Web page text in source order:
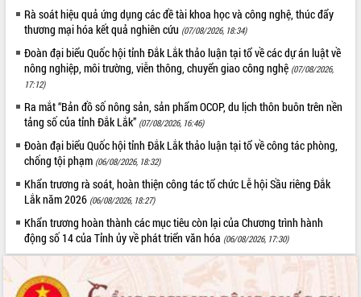
Rà soát hiệu quả ứng dụng các đề tài khoa học và công nghệ, thúc đẩy
thương mại hóa kết quả nghiên cứu (07/08/2026, 18:34)
Đoàn đại biểu Quốc hội tỉnh Đắk Lắk thảo luận tại tổ về các dự án luật về
nông nghiệp, môi trường, viễn thông, chuyển giao công nghệ (07/08/2026,
17:12)
Ra mắt “Bản đồ số nông sản, sản phẩm OCOP, du lịch thôn buôn trên nền
tảng số của tỉnh Đắk Lắk” (07/08/2026, 16:46)
Đoàn đại biểu Quốc hội tỉnh Đắk Lắk thảo luận tại tổ về công tác phòng,
chống tội phạm (06/08/2026, 18:32)
Khẩn trương rà soát, hoàn thiện công tác tổ chức Lễ hội Sầu riêng Đắk
Lắk năm 2026 (06/08/2026, 18:27)
Khẩn trương hoàn thành các mục tiêu còn lại của Chương trình hành
động số 14 của Tỉnh ủy về phát triển văn hóa (06/08/2026, 17:30)